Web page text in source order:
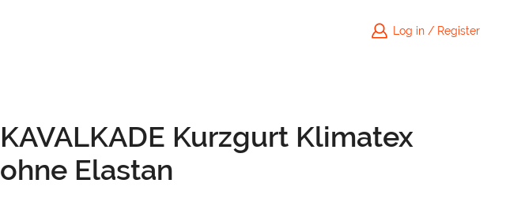
Log in / Register
KAVALKADE Kurzgurt Klimatex
ohne Elastan